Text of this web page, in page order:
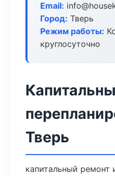
Email:
Город: Тверь
Режим работы:
круглосуточно
Тверь
капитальный ремонт